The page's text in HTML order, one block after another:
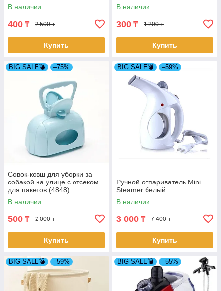
В наличии
400 ₸ 2 500 ₸
Купить
В наличии
300 ₸ 1 200 ₸
Купить
BIG SALE💣 –75%
Совок-ковш для уборки за
собакой на улице с отсеком
для пакетов (4848)
В наличии
500 ₸ 2 000 ₸
Купить
BIG SALE💣 –59%
Ручной отпариватель Mini
Steamer белый
В наличии
3 000 ₸ 7 400 ₸
Купить
BIG SALE💣 –59% BIG SALE💣 –55%